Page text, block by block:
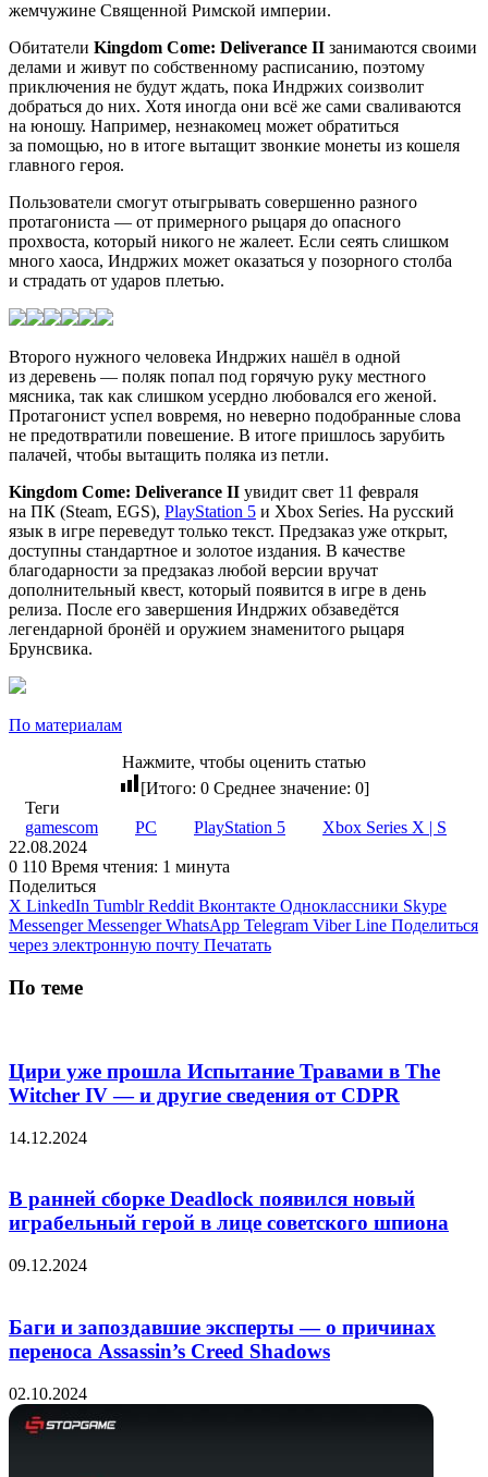
жемчужине Священной Римской империи.
Обитатели Kingdom Come: Deliverance II занимаются своими
делами и живут по собственному расписанию, поэтому
приключения не будут ждать, пока Индржих соизволит
добраться до них. Хотя иногда они всё же сами сваливаются
на юношу. Например, незнакомец может обратиться
за помощью, но в итоге вытащит звонкие монеты из кошеля
главного героя.
Пользователи смогут отыгрывать совершенно разного
протагониста — от примерного рыцаря до опасного
прохвоста, который никого не жалеет. Если сеять слишком
много хаоса, Индржих может оказаться у позорного столба
и страдать от ударов плетью.
Второго нужного человека Индржих нашёл в одной
из деревень — поляк попал под горячую руку местного
мясника, так как слишком усердно любовался его женой.
Протагонист успел вовремя, но неверно подобранные слова
не предотвратили повешение. В итоге пришлось зарубить
палачей, чтобы вытащить поляка из петли.
Kingdom Come: Deliverance II увидит свет 11 февраля
на ПК (Steam, EGS), PlayStation 5 и Xbox Series. На русский
язык в игре переведут только текст. Предзаказ уже открыт,
доступны стандартное и золотое издания. В качестве
благодарности за предзаказ любой версии вручат
дополнительный квест, который появится в игре в день
релиза. После его завершения Индржих обзаведётся
легендарной бронёй и оружием знаменитого рыцаря
Брунсвика.
По материалам
Нажмите, чтобы оценить статью
[Итого: 0 Среднее значение: 0]
Теги
gamescom
PC PlayStation 5
Xbox Series X | S
22.08.2024
0 110 Время чтения: 1 минута
Поделиться
X LinkedIn Tumblr Reddit Вконтакте Одноклассники Skype
Messenger Messenger WhatsApp Telegram Viber Line Поделиться
через электронную почту Печатать
По теме
Цири уже прошла Испытание Травами в The
Witcher IV — и другие сведения от CDPR
14.12.2024
В ранней сборке Deadlock появился новый
играбельный герой в лице советского шпиона
09.12.2024
Баги и запоздавшие эксперты — о причинах
переноса Assassin’s Creed Shadows
02.10.2024